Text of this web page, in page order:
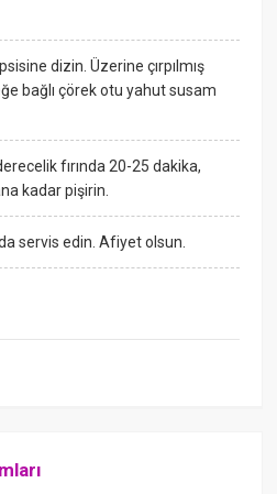
dizin. Üzerine çırpılmış
bağlı çörek otu yahut susam
fırında 20-25 dakika,
kadar pişirin.
servis edin. Afiyet olsun.